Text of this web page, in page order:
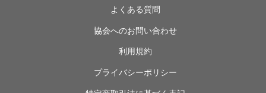
よくある質問
協会へのお問い合わせ
利用規約
プライバシーポリシー